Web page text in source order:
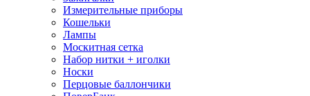
Измерительные приборы
Кошельки
Лампы
Москитная сетка
Набор нитки + иголки
Носки
Перцовые баллончики